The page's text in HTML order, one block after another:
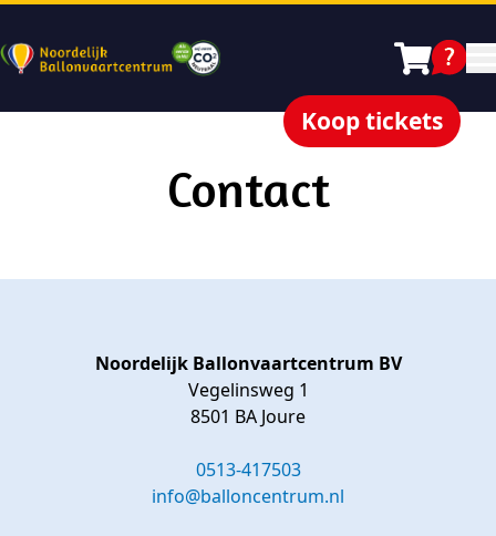
Koop tickets
Contact
Noordelijk Ballonvaartcentrum BV
Vegelinsweg 1
8501 BA Joure
0513-417503
info@balloncentrum.nl